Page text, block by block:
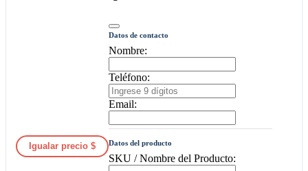
Igualar precio $
Datos de contacto
Nombre:
Teléfono:
Email:
Datos del producto
SKU / Nombre del Producto: